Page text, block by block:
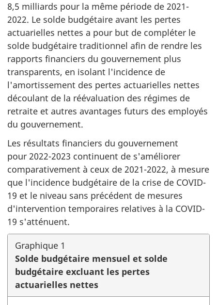
8,5 milliards pour la même période de 2021-
2022. Le solde budgétaire avant les pertes
actuarielles nettes a pour but de compléter le
solde budgétaire traditionnel afin de rendre les
rapports financiers du gouvernement plus
transparents, en isolant l'incidence de
l'amortissement des pertes actuarielles nettes
découlant de la réévaluation des régimes de
retraite et autres avantages futurs des employés
du gouvernement.
Les résultats financiers du gouvernement
pour 2022-2023 continuent de s'améliorer
comparativement à ceux de 2021-2022, à mesure
que l'incidence budgétaire de la crise de COVID-
19 et le niveau sans précédent de mesures
d'intervention temporaires relatives à la COVID-
19 s'atténuent.
Graphique 1
Solde budgétaire mensuel et solde
budgétaire excluant les pertes
actuarielles nettes